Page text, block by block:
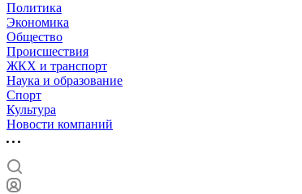
Политика
Экономика
Общество
Происшествия
ЖКХ и транспорт
Наука и образование
Спорт
Культура
Новости компаний